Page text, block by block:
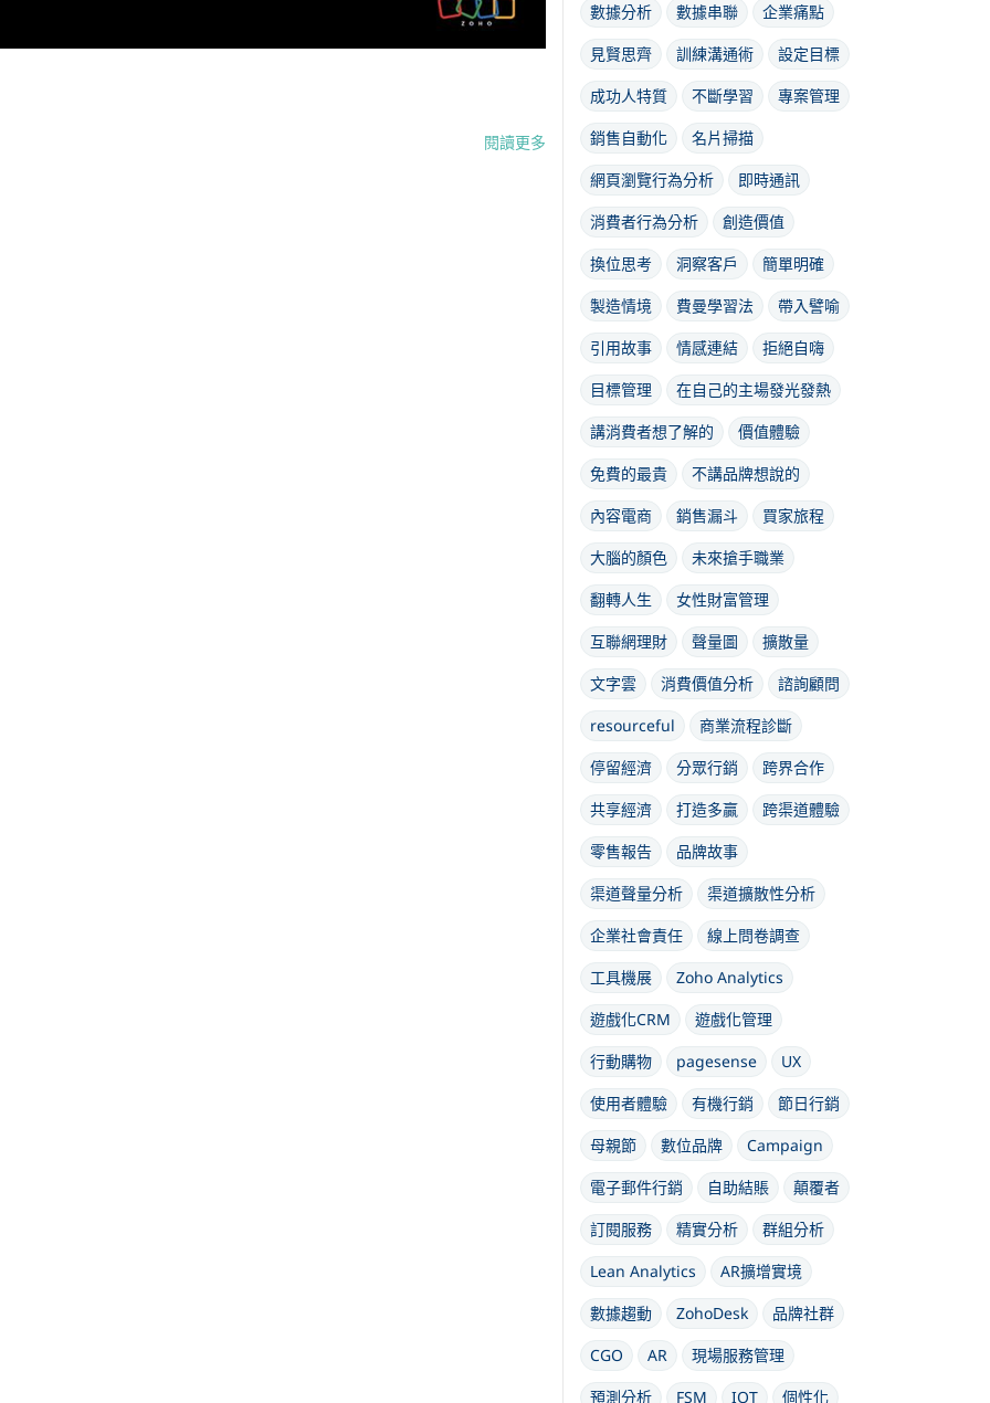
閱讀更多
數據分析
數據串聯
企業痛點
見賢思齊
訓練溝通術
設定目標
成功人特質
不斷學習
專案管理
銷售自動化
名片掃描
網頁瀏覽行為分析
即時通訊
消費者行為分析
創造價值
換位思考
洞察客戶
簡單明確
製造情境
費曼學習法
帶入譬喻
引用故事
情感連結
拒絕自嗨
目標管理
在自己的主場發光發熱
講消費者想了解的
價值體驗
免費的最貴
不講品牌想說的
內容電商
銷售漏斗
買家旅程
大腦的顏色
未來搶手職業
翻轉人生
女性財富管理
互聯網理財
聲量圖
擴散量
文字雲
消費價值分析
諮詢顧問
resourceful
商業流程診斷
停留經濟
分眾行銷
跨界合作
共享經濟
打造多贏
跨渠道體驗
零售報告
品牌故事
渠道聲量分析
渠道擴散性分析
企業社會責任
線上問卷調查
工具機展
Zoho Analytics
遊戲化CRM
遊戲化管理
行動購物
pagesense
UX
使用者體驗
有機行銷
節日行銷
母親節
數位品牌
Campaign
電子郵件行銷
自助結賬
顛覆者
訂閱服務
精實分析
群組分析
Lean Analytics
AR擴增實境
數據趨動
ZohoDesk
品牌社群
CGO
AR
現場服務管理
預測分析
FSM IOT 個性化